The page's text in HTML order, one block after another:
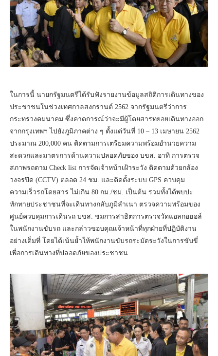
ในการนี้ นายกรัฐมนตรีได้รับฟังรายงานข้อมูลสถิติการเดินทางของ
ประชาชนในช่วงเทศกาลสงกรานต์ 2562 จากรัฐมนตรีว่าการ
กระทรวงคมนาคม ซึ่งคาดการณ์ว่าจะมีผู้โดยสารทยอยเดินทางออก
จากกรุงเทพฯ ไปยังภูมิภาคต่าง ๆ ตั้งแต่วันที่ 10 – 13 เมษายน 2562
ประมาณ 200,000 คน ติดตามการเตรียมความพร้อมอำนวยความ
สะดวกและมาตรการด้านความปลอดภัยของ บขส. อาทิ การตรวจ
สภาพรถตาม Check list การจัดเจ้าหน้าเฝ้าระวัง ติดตามด้วยกล้อง
วงจรปิด (CCTV) ตลอด 24 ชม. และติดตั้งระบบ GPS ควบคุม
ความเร็วรถโดยสาร ไม่เกิน 80 กม./ชม. เป็นต้น รวมทั้งได้พบปะ
ทักทายประชาชนที่จะเดินทางกลับภูมิลำเนา ตรวจความพร้อมของ
ศูนย์ควบคุมการเดินรถ บขส. ชมการสาธิตการตรวจวัดแอลกอฮอล์
ในพนักงานขับรถ และกล่าวขอบคุณเจ้าหน้าที่ทุกฝ่ายที่ปฏิบัติงาน
อย่างเต็มที่ โดยได้เน้นย้ำให้พนักงานขับรถระมัดระวังในการขับขี่
เพื่อการเดินทางที่ปลอดภัยของประชาชน